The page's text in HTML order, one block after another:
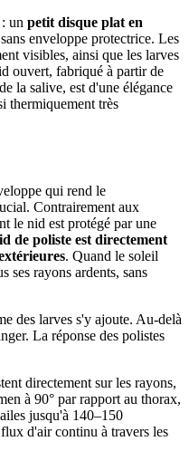
un petit disque plat en
enveloppe protectrice. Les
visibles, ainsi que les larves
ouvert, fabriqué à partir de
la salive, est d'une élégance
thermiquement très
qui rend le
Contrairement aux
le nid est protégé par une
de poliste est directement
. Quand le soleil
ses rayons ardents, sans
des larves s'y ajoute. Au-delà
La réponse des polistes
directement sur les rayons,
à 90° par rapport au thorax,
jusqu'à 140–150
d'air continu à travers les